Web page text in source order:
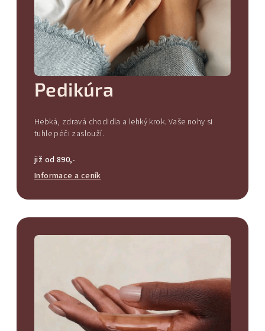
Pedikúra
Hebká, zdravá chodidla a lehký krok. Vaše nohy si
tuhle péči zaslouží.
již od 890,-
Informace a ceník